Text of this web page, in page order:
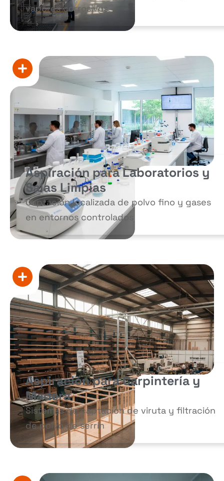
vapores corrosivos
Aspiración para Laboratorios y
Salas Limpias
Captación localizada de polvo fino y gases
en entornos controlados
Aspiración para Carpintería y
Madera
Sistemas de captación de viruta y filtración
de polvo de serrín